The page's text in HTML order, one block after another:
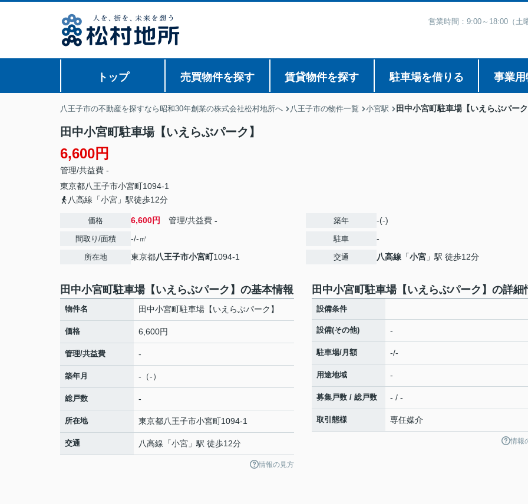
営業時間：9:00～18:00（
トップ 売買物件を探す 賃貸物件を探す 駐車場を借りる 事業用
八王子市の不動産を探すなら昭和30年創業の株式会社松村地所へ 八王子市の物件一覧 小宮駅 田中小宮町駐車場【いえらぶパーク
田中小宮町駐車場【いえらぶパーク】
6,600円
管理/共益費 -
東京都八王子市小宮町1094-1
八高線「小宮」駅徒歩12分
価格 6,600円 管理/共益費 -
間取り/面積 -/-㎡
所在地 東京都八王子市小宮町1094-1
築年 -(-)
駐車 -
交通 八高線 「小宮 」駅 徒歩12分
田中小宮町駐車場【いえらぶパーク】の基本情報
物件名 田中小宮町駐車場【いえらぶパーク】
価格 6,600円
管理/共益費 -
築年月 -（-）
総戸数 -
所在地 東京都八王子市小宮町1094-1
交通 八高線 「小宮 」駅 徒歩12分
情報の見方
田中小宮町駐車場【いえらぶパーク】の詳細
設備条件
設備(その他) -
駐車場/月額 -/-
用途地域 -
募集戸数 / 総戸数 - / -
取引態様 専任媒介
情報